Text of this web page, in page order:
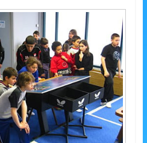
Wendel
L
o
i
s
i
r